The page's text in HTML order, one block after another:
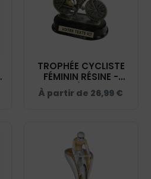
TROPHÉE CYCLISTE
FÉMININ RÉSINE -
73/R90
À partir de 26,99 €